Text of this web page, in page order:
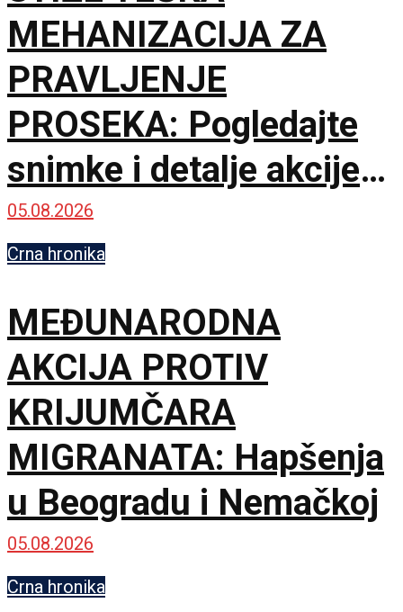
MEHANIZACIJA ZA
PRAVLJENJE
PROSEKA: Pogledajte
snimke i detalje akcije
MUP-a u Deliblatskoj
peščari
05.08.2026
Crna hronika
MEĐUNARODNA
AKCIJA PROTIV
KRIJUMČARA
MIGRANATA: Hapšenja
u Beogradu i Nemačkoj
05.08.2026
Crna hronika